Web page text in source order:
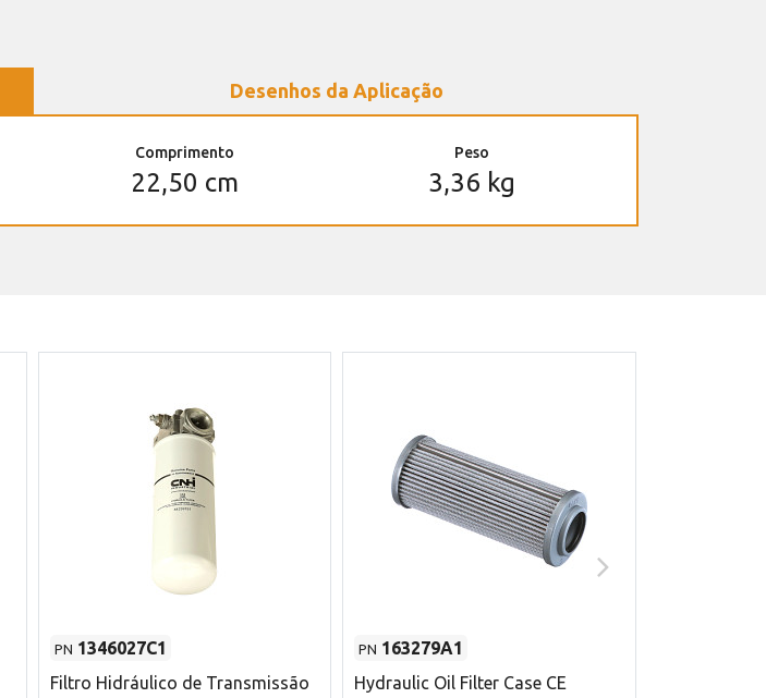
Desenhos da Aplicação
Comprimento
22,50 cm
Peso
3,36 kg
PN 1346027C1
Filtro Hidráulico de Transmissão
PN 163279A1
Hydraulic Oil Filter Case CE